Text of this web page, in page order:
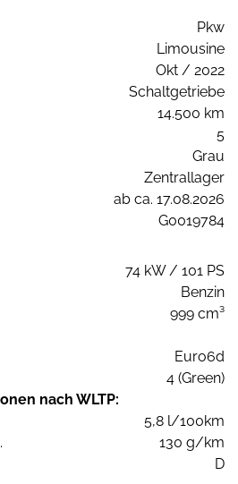
Pkw
Limousine
Okt / 2022
Schaltgetriebe
14.500 km
5
Grau
Zentrallager
ab ca. 17.08.2026
G0019784
74 kW / 101 PS
Benzin
999 cm³
Euro6d
4 (Green)
nach WLTP:
5,8 l/100km
130 g/km
D